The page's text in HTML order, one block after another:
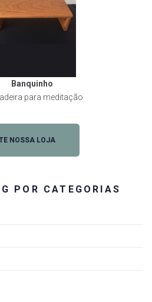
Banquinho
para meditação
NOSSA LOJA
POR CATEGORIAS